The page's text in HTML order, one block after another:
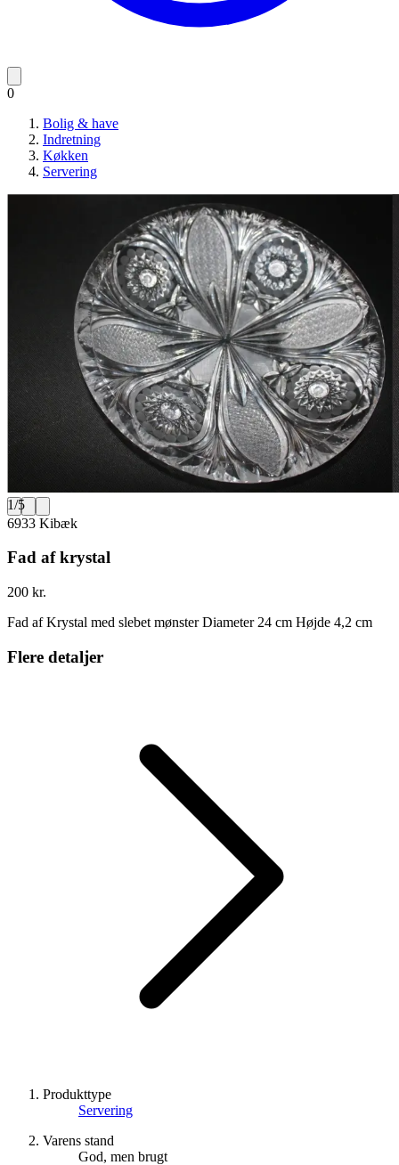
0
Bolig & have
Indretning
Køkken
Servering
1/5
6933 Kibæk
Fad af krystal
200 kr.
Fad af Krystal med slebet mønster Diameter 24 cm Højde 4,2 cm
Flere detaljer
Produkttype
Servering
Varens stand
God, men brugt